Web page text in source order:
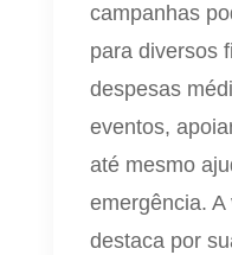
campanhas
para diversos
despesas
eventos,
até mesmo
emergência.
destaca por